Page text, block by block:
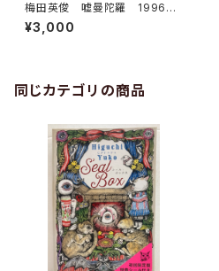
梅田英俊 嘘曼陀羅 1996
年 ビニールカバー 朝日新聞
出版サービス（私家版）
¥3,000
同じカテゴリの商品